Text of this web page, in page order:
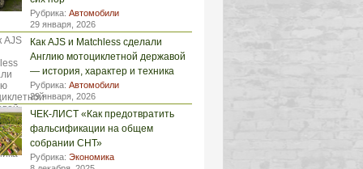
Рубрика: Автомобили
29 января, 2026
Как AJS и Matchless сделали
Англию мотоциклетной державой
— история, характер и техника
Рубрика: Автомобили
29 января, 2026
ЧЕК-ЛИСТ «Как предотвратить
фальсификации на общем
собрании СНТ»
Рубрика: Экономика